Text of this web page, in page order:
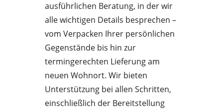
ausführlichen Beratung, in der wir
alle wichtigen Details besprechen –
vom Verpacken Ihrer persönlichen
Gegenstände bis hin zur
termingerechten Lieferung am
neuen Wohnort. Wir bieten
Unterstützung bei allen Schritten,
einschließlich der Bereitstellung